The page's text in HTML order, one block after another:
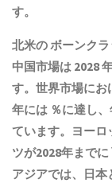
す。
北米のボーンク
中国市場は 2028
す。世界市場にお
年には ％に達し
ています。ヨー
ツが2028年まで
アジアでは、日